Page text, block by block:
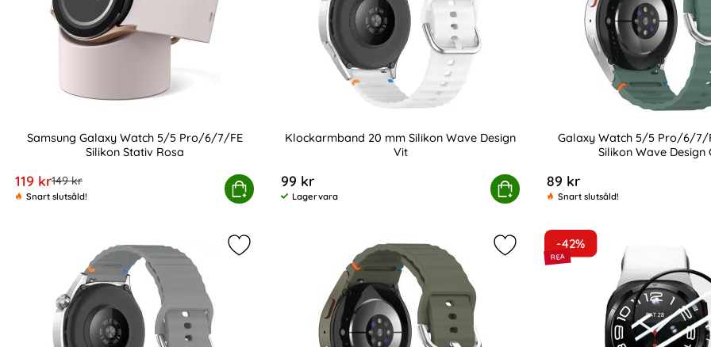
Samsung Galaxy Watch 5/5 Pro/6/7/FE
Silikon Stativ Rosa
rea pris
119 krtidigare pris
149 kr
Snart slutsåld!
Köp
Samsung Galaxy Watch 5/5 Pro/6/7/FE Silikon Stativ Rosa
Klockarmband 20 mm Silikon Wave Design
Vit
99 kr
Tillgänglighet:
Lagervara
Köp
Klockarmband 20 mm Silikon Wave Design Vit
Galaxy Watch 5/5 Pro/6/7/
Silikon Wave Design
89 kr
Snart slutsåld!
Galaxy Watch 5/5
Markera klockarmband 20 mm Silikon Wave Design Mörk Grå som favorit
Markera galaxy Watch 5/5 Pro/6/
-42%